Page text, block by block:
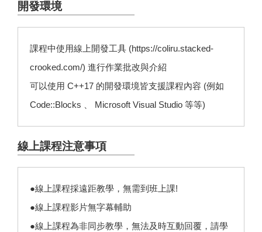
開發環境
課程中使用線上開發工具 (https://coliru.stacked-
crooked.com/) 進行作業批改與介紹
可以使用 C++17 的開發環境皆支援課程內容 (例如
Code::Blocks 、 Microsoft Visual Studio 等等)
線上課程注意事項
●線上課程採遠距教學，無需到班上課!
●線上課程影片無字幕輔助
●線上課程為非同步教學，無法及時互動回覆，請學